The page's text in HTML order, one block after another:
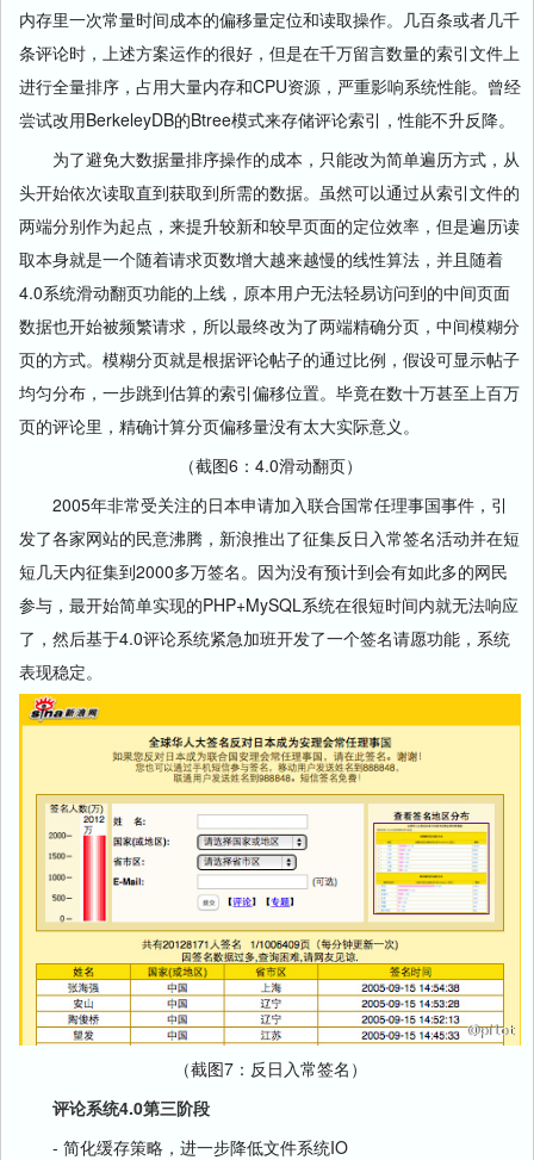
内存里一次常量时间成本的偏移量定位和读取操作。几百条或者几千
条评论时，上述方案运作的很好，但是在千万留言数量的索引文件上
进行全量排序，占用大量内存和CPU资源，严重影响系统性能。曾经
尝试改用BerkeleyDB的Btree模式来存储评论索引，性能不升反降。
为了避免大数据量排序操作的成本，只能改为简单遍历方式，从
头开始依次读取直到获取到所需的数据。虽然可以通过从索引文件的
两端分别作为起点，来提升较新和较早页面的定位效率，但是遍历读
取本身就是一个随着请求页数增大越来越慢的线性算法，并且随着
4.0系统滑动翻页功能的上线，原本用户无法轻易访问到的中间页面
数据也开始被频繁请求，所以最终改为了两端精确分页，中间模糊分
页的方式。模糊分页就是根据评论帖子的通过比例，假设可显示帖子
均匀分布，一步跳到估算的索引偏移位置。毕竟在数十万甚至上百万
页的评论里，精确计算分页偏移量没有太大实际意义。
（截图6：4.0滑动翻页）
2005年非常受关注的日本申请加入联合国常任理事国事件，引
发了各家网站的民意沸腾，新浪推出了征集反日入常签名活动并在短
短几天内征集到2000多万签名。因为没有预计到会有如此多的网民
参与，最开始简单实现的PHP+MySQL系统在很短时间内就无法响应
了，然后基于4.0评论系统紧急加班开发了一个签名请愿功能，系统
表现稳定。
（截图7：反日入常签名）
评论系统4.0第三阶段
- 简化缓存策略，进一步降低文件系统IO